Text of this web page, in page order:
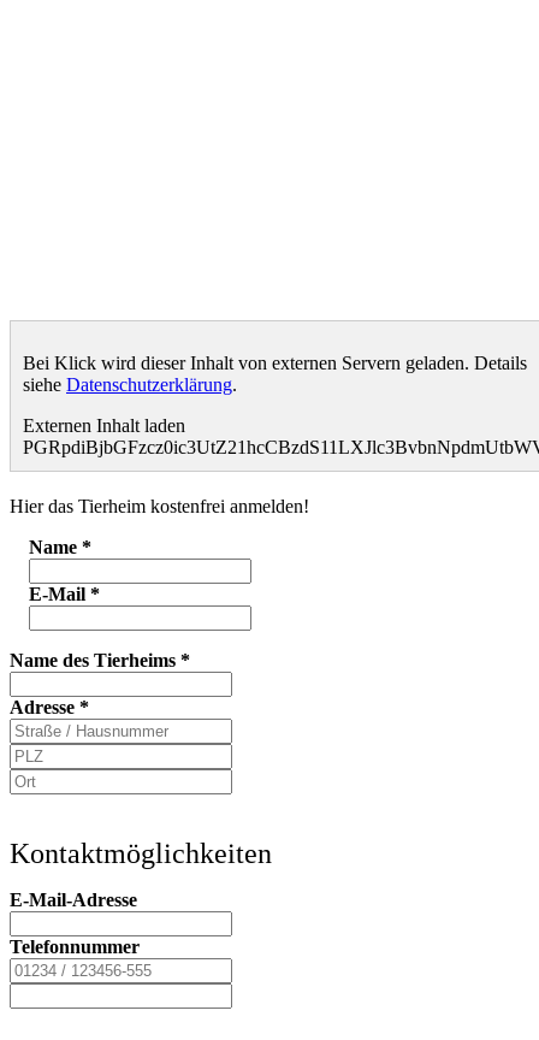
Bei Klick wird dieser Inhalt von externen Servern geladen. Details
siehe Datenschutzerklärung.
Externen Inhalt laden
Hier das Tierheim kostenfrei anmelden!
Name *
E-Mail *
Name des Tierheims *
Adresse *
Kontaktmöglichkeiten
E-Mail-Adresse
Telefonnummer